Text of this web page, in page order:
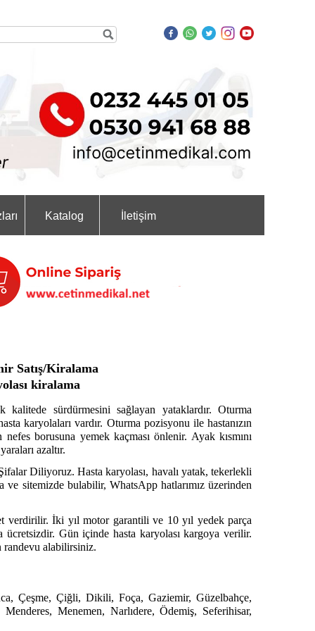
Katalog İletişim
Satış/Kiralama
kiralama
kalitede sürdürmesini sağlayan yataklardır. Oturma
karyolaları vardır. Oturma pozisyonu ile hastanızın
borusuna yemek kaçması önlenir. Ayak kısmını
azaltır.
Şifalar Diliyoruz.Hasta karyolası, havalı yatak, tekerlekli
sitemizde bulabilir, WhatsApp hatlarımız üzerinden
verdirilir. İki yıl motor garantili ve 10 yıl yedek parça
ücretsizdir. Gün içinde hasta karyolası kargoya verilir.
randevu alabilirsiniz.
Çeşme, Çiğli, Dikili, Foça, Gaziemir, Güzelbahçe,
Menemen, Narlıdere, Ödemiş, Seferihisar,